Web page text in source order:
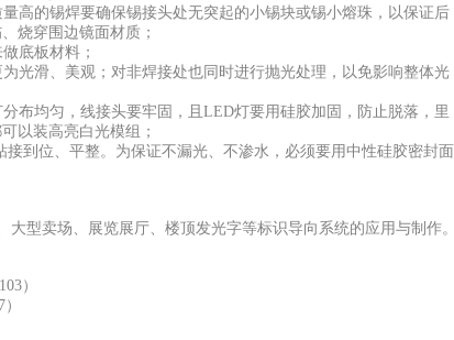
高的锡焊要确保锡接头处无突起的小锡块或锡小熔珠，以保证后
烧穿围边镜面材质；
底板材料；
光滑、美观；对非焊接处也同时进行抛光处理，以免影响整体光
布均匀，线接头要牢固，且LED灯要用硅胶加固，防止脱落，里
以装高亮白光模组；
到位、平整。为保证不漏光、不渗水，必须要用中性硅胶密封面
大型卖场、展览展厅、楼顶发光字等标识导向系统的应用与制作。
）